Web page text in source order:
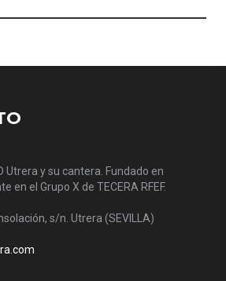
Utrera y su cantera. Fundado en
en el Grupo X de TECERA RFEF.
s/n. Utrera (SEVILLA)